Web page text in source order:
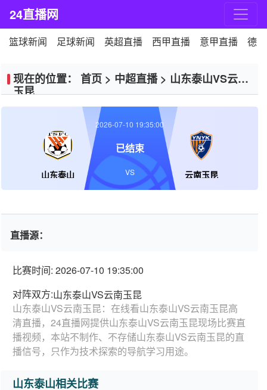
24直播网
篮球新闻 足球新闻 英超直播 西甲直播 意甲直播 德
现在的位置： 首页 > 中超直播> 山东泰山VS云南
玉昆
山东泰山 云南玉昆
2026-07-10 19:35:00
已结束
VS
直播源：
比赛时间: 2026-07-10 19:35:00
对阵双方:山东泰山VS云南玉昆
山东泰山VS云南玉昆：在线看山东泰山VS云南玉昆高
清直播，24直播网提供山东泰山VS云南玉昆现场比赛直
播视频，本站不制作、不存储山东泰山VS云南玉昆的直
播信号，只作为技术探索的导航学习用途。
山东泰山相关比赛